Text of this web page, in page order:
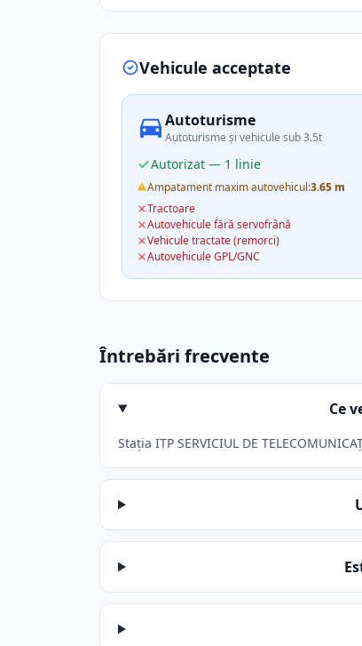
Vehicule acceptate
Autoturisme
Autoturisme și vehicule sub 3.5t
Autorizat — 1 linie
Ampatament maxim autovehicul:3.65 m
Tractoare
Autovehicule fără servofrână
Vehicule tractate (remorci)
Autovehicule GPL/GNC
Întrebări frecvente
Ce
Stația ITP SERVICIUL DE